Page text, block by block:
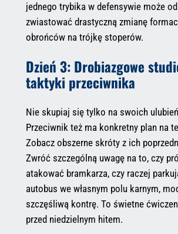
jednego trybika w defensywie może
zwiastować drastyczną zmianę
obrońców na trójkę stoperów.
Dzień 3: Drobiazgowe
taktyki przeciwnika
Nie skupiaj się tylko na swoich
Przeciwnik też ma konkretny plan na
Zobacz obszerne skróty z ich
Zwróć szczególną uwagę na to, czy
atakować bramkarza, czy raczej
autobus we własnym polu karnym,
szczęśliwą kontrę. To świetne
przed niedzielnym hitem.